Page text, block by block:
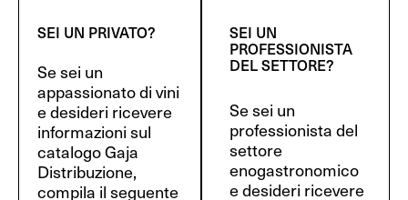
SEI UN PRIVATO?
Se sei un
appassionato di vini
e desideri ricevere
informazioni sul
catalogo Gaja
Distribuzione,
compila il seguente
SEI UN
PROFESSIONISTA
DEL SETTORE?
Se sei un
professionista del
settore
enogastronomico
e desideri ricevere